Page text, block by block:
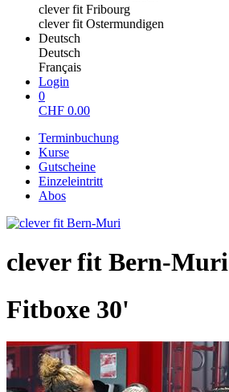
clever fit Fribourg
clever fit Ostermundigen
Deutsch
Deutsch
Français
Login
0
CHF 0.00
Terminbuchung
Kurse
Gutscheine
Einzeleintritt
Abos
clever fit Bern-Muri
Fitboxe 30'